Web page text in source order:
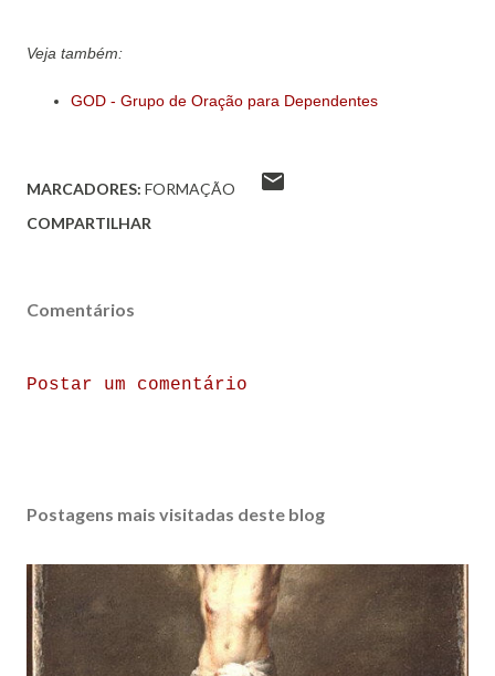
Veja também:
GOD - Grupo de Oração para Dependentes
MARCADORES: FORMAÇÃO
COMPARTILHAR
Comentários
Postar um comentário
Postagens mais visitadas deste blog